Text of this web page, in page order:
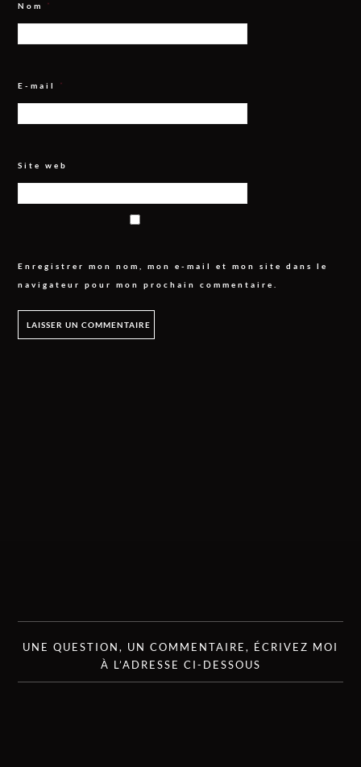
Nom *
E-mail *
Site web
Enregistrer mon nom, mon e-mail et mon site dans le
navigateur pour mon prochain commentaire.
UNE QUESTION, UN COMMENTAIRE, ÉCRIVEZ MOI
À L’ADRESSE CI-DESSOUS